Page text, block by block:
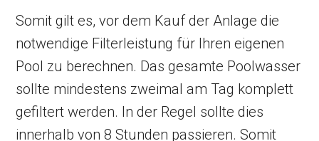
Somit gilt es, vor dem Kauf der Anlage die
notwendige Filterleistung für Ihren eigenen
Pool zu berechnen. Das gesamte Poolwasser
sollte mindestens zweimal am Tag komplett
gefiltert werden. In der Regel sollte dies
innerhalb von 8 Stunden passieren. Somit